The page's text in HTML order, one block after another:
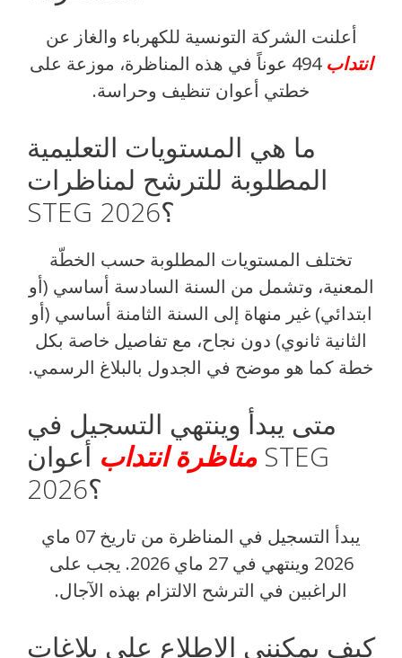
أعلنت الشركة التونسية للكهرباء والغاز عن
انتداب
494 عوناً في هذه المناظرة، موزعة على
خطتي أعوان تنظيف وحراسة.
ما هي المستويات التعليمية
المطلوبة للترشح لمناظرات
STEG 2026؟
تختلف المستويات المطلوبة حسب الخطّة
المعنية، وتشمل من السنة السادسة أساسي (أو
ابتدائي) غير منهاة إلى السنة الثامنة أساسي (أو
الثانية ثانوي) دون نجاح، مع تفاصيل خاصة بكل
خطة كما هو موضح في الجدول بالبلاغ الرسمي.
متى يبدأ وينتهي التسجيل في
مناظرة انتداب أعوان STEG
2026؟
يبدأ التسجيل في المناظرة من تاريخ 07 ماي
2026 وينتهي في 27 ماي 2026. يجب على
الراغبين في الترشح الالتزام بهذه الآجال.
كيف يمكنني الاطلاع على بلاغات